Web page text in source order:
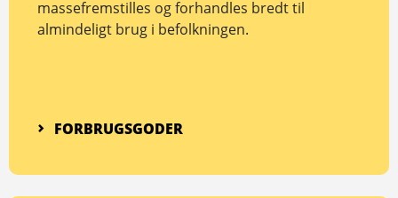
massefremstilles og forhandles bredt til
almindeligt brug i befolkningen.
FORBRUGSGODER